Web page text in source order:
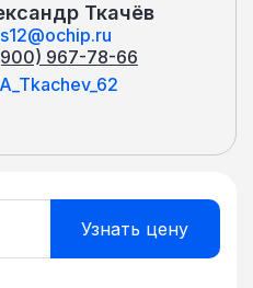
Ткачёв
967-78-66
A_Tkachev_62